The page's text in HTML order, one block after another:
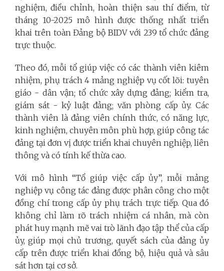
nghiệm, điều chỉnh, hoàn thiện sau thí điểm, từ
tháng 10-2025 mô hình được thống nhất triển
khai trên toàn Đảng bộ BIDV với 239 tổ chức đảng
trực thuộc.
Theo đó, mỗi tổ giúp việc có các thành viên kiêm
nhiệm, phụ trách 4 mảng nghiệp vụ cốt lõi: tuyên
giáo - dân vận; tổ chức xây dựng đảng; kiểm tra,
giám sát - kỷ luật đảng; văn phòng cấp ủy. Các
thành viên là đảng viên chính thức, có năng lực,
kinh nghiệm, chuyên môn phù hợp, giúp công tác
đảng tại đơn vị được triển khai chuyên nghiệp, liên
thông và có tính kế thừa cao.
Với mô hình “Tổ giúp việc cấp ủy”, mỗi mảng
nghiệp vụ công tác đảng được phân công cho một
đồng chí trong cấp ủy phụ trách trực tiếp. Qua đó
không chỉ làm rõ trách nhiệm cá nhân, mà còn
phát huy mạnh mẽ vai trò lãnh đạo tập thể của cấp
ủy, giúp mọi chủ trương, quyết sách của đảng ủy
cấp trên được triển khai đồng bộ, hiệu quả và sâu
sát hơn tại cơ sở.